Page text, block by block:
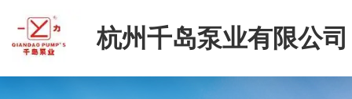
杭州千岛泵业有限公司